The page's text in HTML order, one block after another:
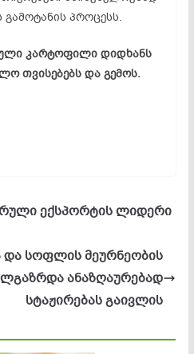
პროცესს.
კარტოფილი დიდხანს
თვისებებს და გემოს.
ექსპორტის ლიდერი
და სოფლის მეურნეობის
ანაზღაურებად
სტაჟირებას გაივლის